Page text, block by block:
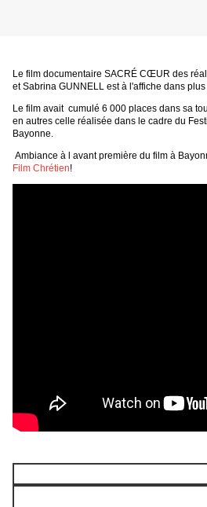
Le film documentaire SACRÉ CŒUR des
et Sabrina GUNNELL est à l'affiche dans
Le film avait cumulé 6 000 places dans sa
en autres celle réalisée dans le cadre du
Bayonne.
Ambiance à l avant première du film à
Film Chrétien!